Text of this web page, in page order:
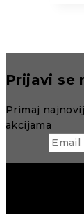
Prijavi se
Primaj
akcijama